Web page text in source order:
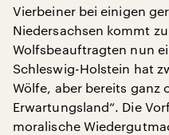
Vierbeiner bei einigen
Niedersachsen kommt
Wolfsbeauftragten nun
Schleswig-Holstein hat
Wölfe, aber bereits ganz
Erwartungsland“. Die
moralische